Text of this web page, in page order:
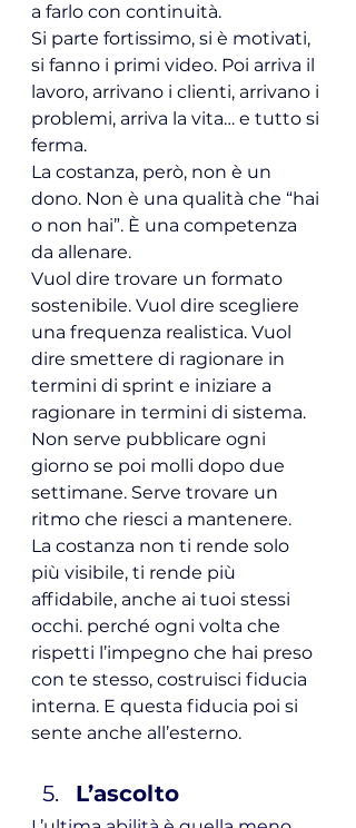
a farlo con continuità.
Si parte fortissimo, si è motivati,
si fanno i primi video. Poi arriva il
lavoro, arrivano i clienti, arrivano i
problemi, arriva la vita… e tutto si
ferma.
La costanza, però, non è un
dono. Non è una qualità che “hai
o non hai”. È una competenza
da allenare.
Vuol dire trovare un formato
sostenibile. Vuol dire scegliere
una frequenza realistica. Vuol
dire smettere di ragionare in
termini di sprint e iniziare a
ragionare in termini di sistema.
Non serve pubblicare ogni
giorno se poi molli dopo due
settimane. Serve trovare un
ritmo che riesci a mantenere.
La costanza non ti rende solo
più visibile, ti rende più
affidabile, anche ai tuoi stessi
occhi. perché ogni volta che
rispetti l’impegno che hai preso
con te stesso, costruisci fiducia
interna. E questa fiducia poi si
sente anche all’esterno.
L’ascolto